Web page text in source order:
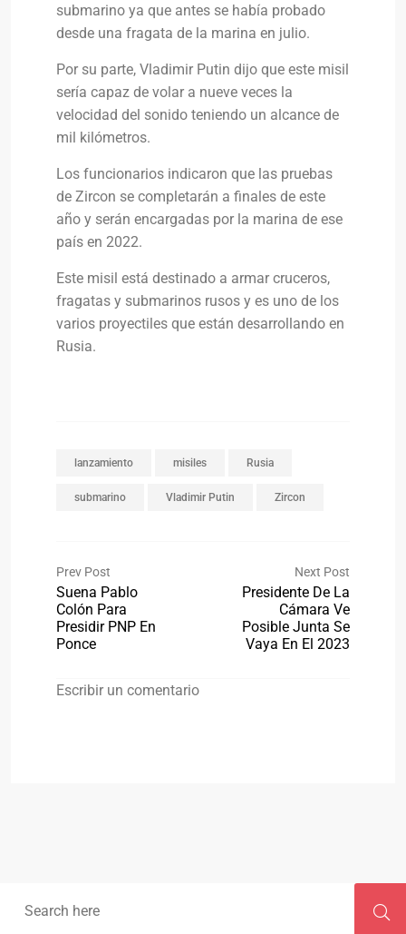
submarino ya que antes se había probado
desde una fragata de la marina en julio.
Por su parte, Vladimir Putin dijo que este misil
sería capaz de volar a nueve veces la
velocidad del sonido teniendo un alcance de
mil kilómetros.
Los funcionarios indicaron que las pruebas
de Zircon se completarán a finales de este
año y serán encargadas por la marina de ese
país en 2022.
Este misil está destinado a armar cruceros,
fragatas y submarinos rusos y es uno de los
varios proyectiles que están desarrollando en
Rusia.
lanzamiento misiles Rusia
submarino Vladimir Putin Zircon
Prev Post
Suena Pablo
Colón Para
Presidir PNP En
Ponce
Next Post
Presidente De La
Cámara Ve
Posible Junta Se
Vaya En El 2023
Escribir un comentario